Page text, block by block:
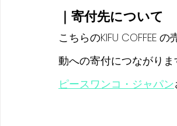
｜寄付先について
こちらのKIFU COFFEE
動への寄付につながりま
ピースワンコ・ジャパン